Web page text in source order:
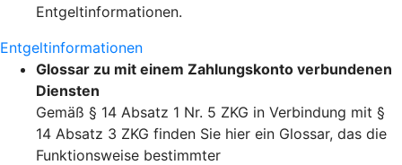
Entgeltinformationen.
Entgeltinformationen
Glossar zu mit einem Zahlungskonto verbundenen
Diensten
Gemäß § 14 Absatz 1 Nr. 5 ZKG in Verbindung mit §
14 Absatz 3 ZKG finden Sie hier ein Glossar, das die
Funktionsweise bestimmter